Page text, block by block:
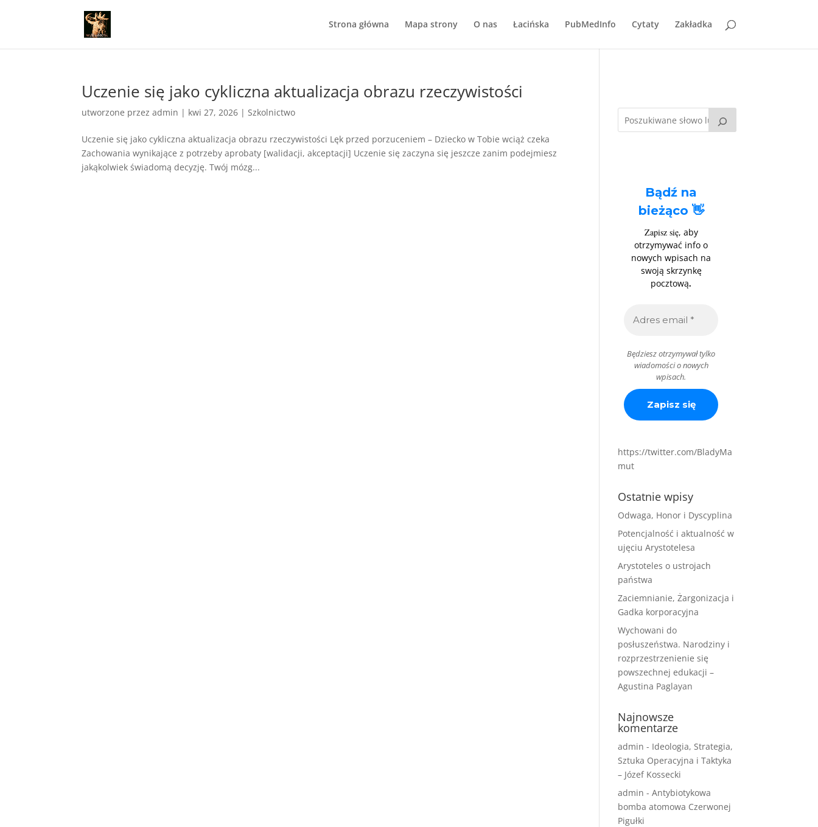
Strona główna Mapa strony O nas Łacińska PubMedInfo Cytaty Zakładka
Uczenie się jako cykliczna aktualizacja obrazu rzeczywistości
utworzone przezadmin | kwi 27, 2026 |Szkolnictwo
Uczenie się jako cykliczna aktualizacja obrazu rzeczywistości Lęk przed porzuceniem – Dziecko w Tobie wciąż czeka
Zachowania wynikające z potrzeby aprobaty [walidacji, akceptacji] Uczenie się zaczyna się jeszcze zanim podejmiesz
jakąkolwiek świadomą decyzję. Twój mózg...
Bądź na
bieżąco 👋
Zapisz się, aby
otrzymywać info o
nowych wpisach na
swoją skrzynkę
pocztową.
Będziesz otrzymywał tylko
wiadomości o nowych
wpisach.
https://twitter.com/BladyMa
mut
Ostatnie wpisy
Odwaga, Honor i Dyscyplina
Potencjalność i aktualność w
ujęciu Arystotelesa
Arystoteles o ustrojach
państwa
Zaciemnianie, Żargonizacja i
Gadka korporacyjna
Wychowani do
posłuszeństwa. Narodziny i
rozprzestrzenienie się
powszechnej edukacji –
Agustina Paglayan
Najnowsze
komentarze
admin - Ideologia, Strategia,
Sztuka Operacyjna i Taktyka
– Józef Kossecki
admin -Antybiotykowa
bomba atomowa Czerwonej
Pigułki